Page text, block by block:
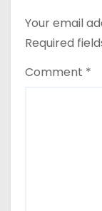
Your email
Required
Comment *